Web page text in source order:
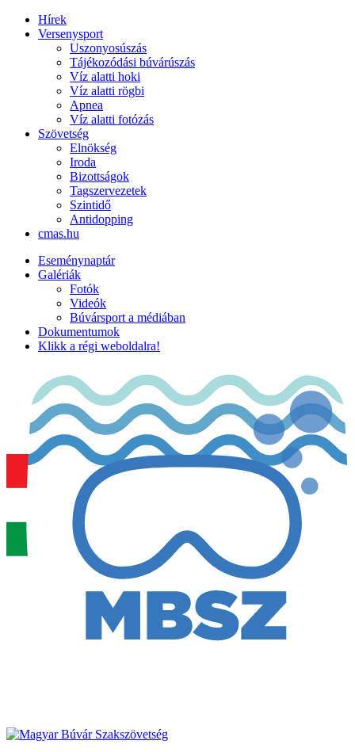
Hírek
Versenysport
Uszonyosúszás
Tájékozódási búvárúszás
Víz alatti hoki
Víz alatti rögbi
Apnea
Víz alatti fotózás
Szövetség
Elnökség
Iroda
Bizottságok
Tagszervezetek
Szintidő
Antidopping
cmas.hu
Eseménynaptár
Galériák
Fotók
Videók
Búvársport a médiában
Dokumentumok
Klikk a régi weboldalra!